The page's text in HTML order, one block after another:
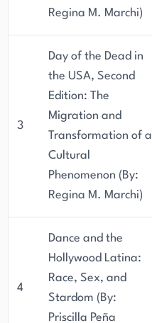
Regina M. Marchi)
3
Day of the Dead in
the USA, Second
Edition: The
Migration and
Transformation of a
Cultural
Phenomenon (By:
Regina M. Marchi)
4
Dance and the
Hollywood Latina:
Race, Sex, and
Stardom (By:
Priscilla Peña